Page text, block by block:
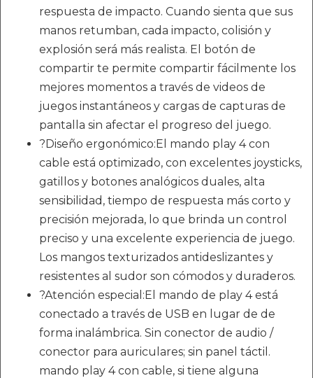
respuesta de impacto. Cuando sienta que sus
manos retumban, cada impacto, colisión y
explosión será más realista. El botón de
compartir te permite compartir fácilmente los
mejores momentos a través de videos de
juegos instantáneos y cargas de capturas de
pantalla sin afectar el progreso del juego.
?Diseño ergonómico:El mando play 4 con
cable está optimizado, con excelentes joysticks,
gatillos y botones analógicos duales, alta
sensibilidad, tiempo de respuesta más corto y
precisión mejorada, lo que brinda un control
preciso y una excelente experiencia de juego.
Los mangos texturizados antideslizantes y
resistentes al sudor son cómodos y duraderos.
?Atención especial:El mando de play 4 está
conectado a través de USB en lugar de de
forma inalámbrica. Sin conector de audio /
conector para auriculares; sin panel táctil.
mando play 4 con cable, si tiene alguna